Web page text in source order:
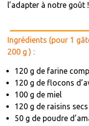
l’adapter à notre goût !
Ingrédients (pour 1
200 g) :
120 g de farine
120 g de flocons
100 g de miel
120 g de raisins secs
50 g de poudre